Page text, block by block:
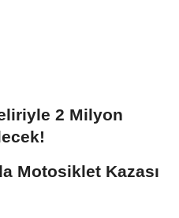
2 Milyon
Motosiklet Kazası